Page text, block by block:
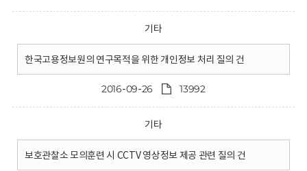
기타
한국고용정보원의 연구목적을 위한 개인정보 처리 질의 건
2016-09-26 13992
기타
보호관찰소 모의훈련 시 CCTV 영상정보 제공 관련 질의 건